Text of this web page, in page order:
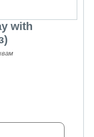
with